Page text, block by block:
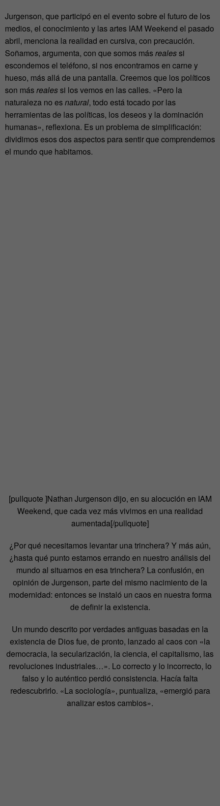
Jurgenson, que participó en el evento sobre el futuro de los
medios, el conocimiento y las artes IAM Weekend el pasado
abril, menciona la realidad en cursiva, con precaución.
Soñamos, argumenta, con que somos másrealessi
escondemos el teléfono, si nos encontramos en carne y
hueso, más allá de una pantalla. Creemos que los políticos
son másrealessi los vemos en las calles. «Pero la
naturaleza no esnatural, todo está tocado por las
herramientas de las políticas, los deseos y la dominación
humanas», reflexiona. Es un problema de simplificación:
dividimos esos dos aspectos para sentir que comprendemos
el mundo que habitamos.
[pullquote ]Nathan Jurgenson dijo, en su alocución en IAM
Weekend, que cada vez más vivimos en una realidad
aumentada[/pullquote]
¿Por qué necesitamos levantar una trinchera? Y más aún,
¿hasta qué punto estamos errando en nuestro análisis del
mundo al situarnos en esa trinchera? La confusión, en
opinión de Jurgenson, parte del mismo nacimiento de la
modernidad: entonces se instaló un caos en nuestra forma
de definir la existencia.
Un mundo descrito por verdades antiguas basadas en la
existencia de Dios fue, de pronto, lanzado al caos con «la
democracia, la secularización, la ciencia, el capitalismo, las
revoluciones industriales…». Lo correcto y lo incorrecto, lo
falso y lo auténtico perdió consistencia. Hacía falta
redescubrirlo. «La sociología», puntualiza, «emergió para
analizar estos cambios».